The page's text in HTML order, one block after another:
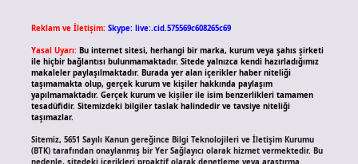
Reklam ve İletişim: Skype: live:.cid.575569c608265c69
Yasal Uyarı: Bu internet sitesi, herhangi bir marka, kurum veya şahıs şirketi
ile hiçbir bağlantısı bulunmamaktadır. Sitede yalnızca kendi hazırladığımız
makaleler paylaşılmaktadır. Burada yer alan içerikler haber niteliği
taşımamakta olup, gerçek kurum ve kişiler hakkında paylaşım
yapılmamaktadır. Gerçek kurum ve kişiler ile isim benzerlikleri tamamen
tesadüfidir. Sitemizdeki bilgiler taslak halindedir ve tavsiye niteliği
taşımazlar.
Sitemiz, 5651 Sayılı Kanun gereğince Bilgi Teknolojileri ve İletişim Kurumu
(BTK) tarafından onaylanmış bir Yer Sağlayıcı olarak hizmet vermektedir. Bu